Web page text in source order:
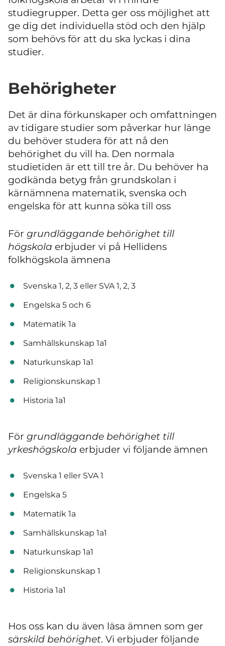
studiegrupper. Detta ger oss möjlighet att
ge dig det individuella stöd och den hjälp
som behövs för att du ska lyckas i dina
studier.
Behörigheter
Det är dina förkunskaper och omfattningen
av tidigare studier som påverkar hur länge
du behöver studera för att nå den
behörighet du vill ha. Den normala
studietiden är ett till tre år. Du behöver ha
godkända betyg från grundskolan i
kärnämnena matematik, svenska och
engelska för att kunna söka till oss
För grundläggande behörighet till
högskola erbjuder vi på Hellidens
folkhögskola ämnena
Svenska 1, 2, 3 eller SVA 1, 2, 3
Engelska 5 och 6
Matematik 1a
Samhällskunskap 1a1
Naturkunskap 1a1
Religionskunskap 1
Historia 1a1
För grundläggande behörighet till
yrkeshögskola erbjuder vi följande ämnen
Svenska 1 eller SVA 1
Engelska 5
Matematik 1a
Samhällskunskap 1a1
Naturkunskap 1a1
Religionskunskap 1
Historia 1a1
Hos oss kan du även läsa ämnen som ger
särskild behörighet. Vi erbjuder följande